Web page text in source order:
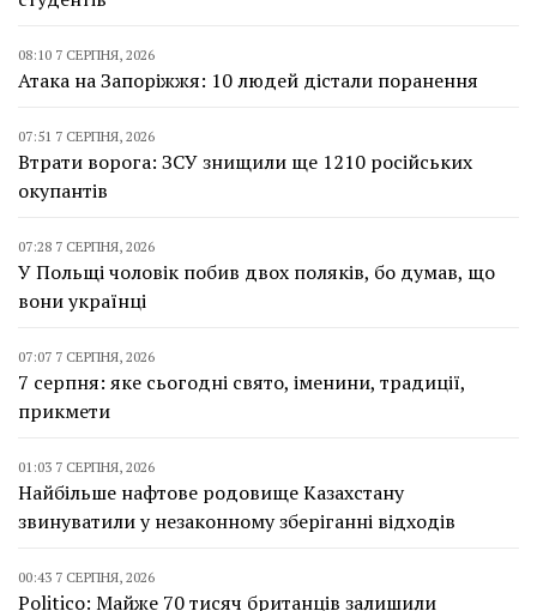
08:10 7 СЕРПНЯ, 2026
Атака на Запоріжжя: 10 людей дістали поранення
07:51 7 СЕРПНЯ, 2026
Втрати ворога: ЗСУ знищили ще 1210 російських
окупантів
07:28 7 СЕРПНЯ, 2026
У Польщі чоловік побив двох поляків, бо думав, що
вони українці
07:07 7 СЕРПНЯ, 2026
7 серпня: яке сьогодні свято, іменини, традиції,
прикмети
01:03 7 СЕРПНЯ, 2026
Найбільше нафтове родовище Казахстану
звинуватили у незаконному зберіганні відходів
00:43 7 СЕРПНЯ, 2026
Politico: Майже 70 тисяч британців залишили